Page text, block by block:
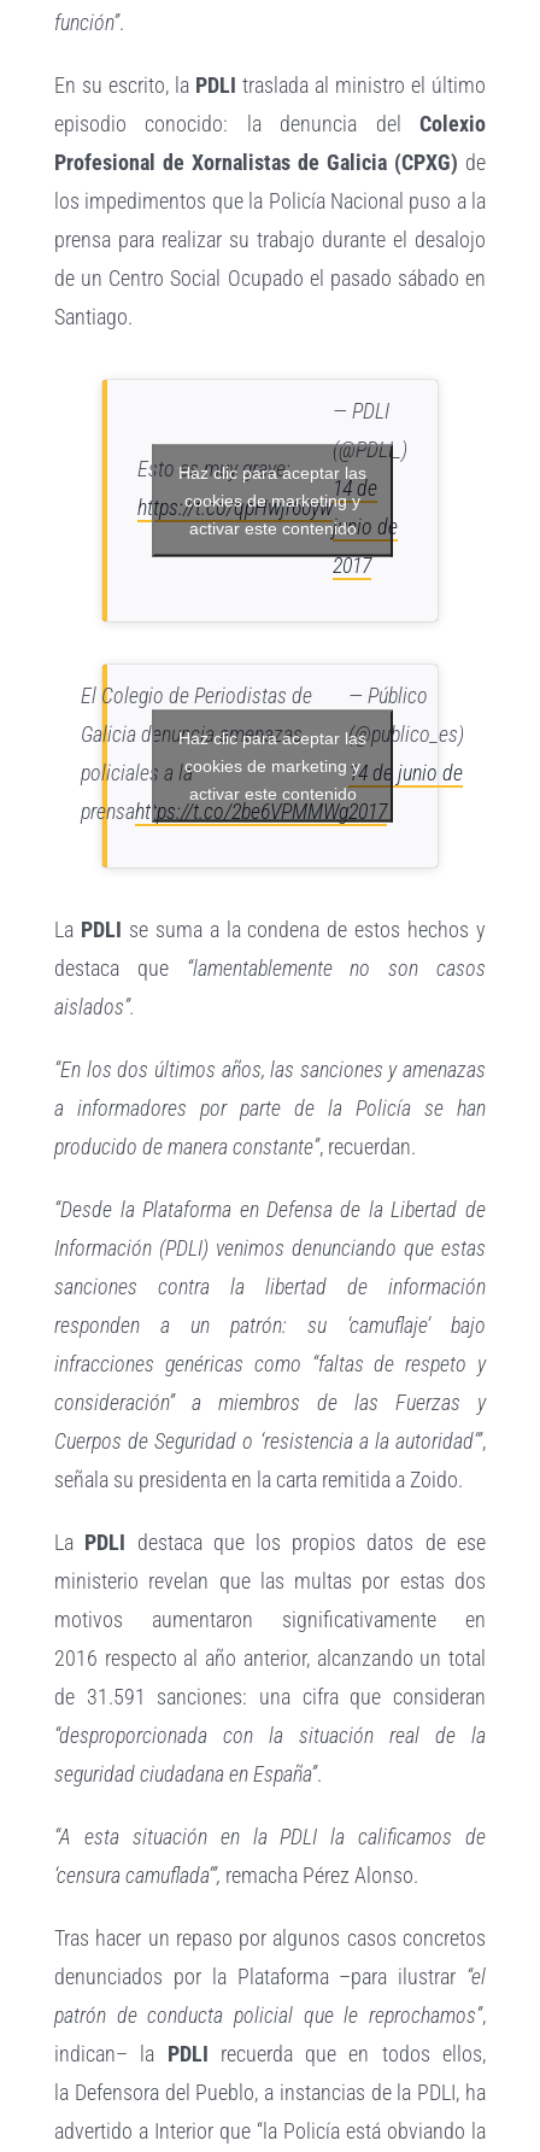
función”.
En su escrito, la PDLI traslada al ministro el último
episodio conocido: la denuncia del Colexio
Profesional de Xornalistas de Galicia (CPXG) de
los impedimentos que la Policía Nacional puso a la
prensa para realizar su trabajo durante el desalojo
de un Centro Social Ocupado el pasado sábado en
Santiago.
Esto es muy grave:
https://t.co/qpHwjr60yw
— PDLI
(@PDLI_)
14 de
junio de
2017
Haz clic para aceptar las
cookies de marketing y
activar este contenido
El Colegio de Periodistas de
Galicia denuncia amenazas
policiales a la
prensahttps://t.co/2be6VPMMWg
— Público
(@publico_es)
14 de junio de
2017
Haz clic para aceptar las
cookies de marketing y
activar este contenido
La PDLI se suma a la condena de estos hechos y
destaca que “lamentablemente no son casos
aislados”.
“En los dos últimos años, las sanciones y amenazas
a informadores por parte de la Policía se han
producido de manera constante”, recuerdan.
“Desde la Plataforma en Defensa de la Libertad de
Información (PDLI) venimos denunciando que estas
sanciones contra la libertad de información
responden a un patrón: su ‘camuflaje’ bajo
infracciones genéricas como “faltas de respeto y
consideración” a miembros de las Fuerzas y
Cuerpos de Seguridad o ‘resistencia a la autoridad’”,
señala su presidenta en la carta remitida a Zoido.
La PDLI destaca que los propios datos de ese
ministerio revelan que las multas por estas dos
motivos aumentaron significativamente en
2016 respecto al año anterior, alcanzando un total
de 31.591 sanciones: una cifra que consideran
“desproporcionada con la situación real de la
seguridad ciudadana en España”.
“A esta situación en la PDLI la calificamos de
‘censura camuflada’”, remacha Pérez Alonso.
Tras hacer un repaso por algunos casos concretos
denunciados por la Plataforma –para ilustrar “el
patrón de conducta policial que le reprochamos”,
indican– la PDLI recuerda que en todos ellos,
la Defensora del Pueblo, a instancias de la PDLI, ha
advertido a Interior que “la Policía está obviando la